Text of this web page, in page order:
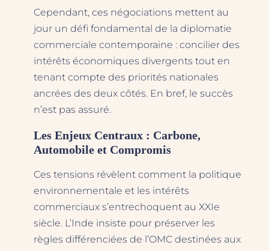
Cependant, ces négociations mettent au
jour un défi fondamental de la diplomatie
commerciale contemporaine : concilier des
intérêts économiques divergents tout en
tenant compte des priorités nationales
ancrées des deux côtés. En bref, le succès
n’est pas assuré.
Les Enjeux Centraux : Carbone,
Automobile et Compromis
Ces tensions révèlent comment la politique
environnementale et les intérêts
commerciaux s’entrechoquent au XXIe
siècle. L’Inde insiste pour préserver les
règles différenciées de l’OMC destinées aux